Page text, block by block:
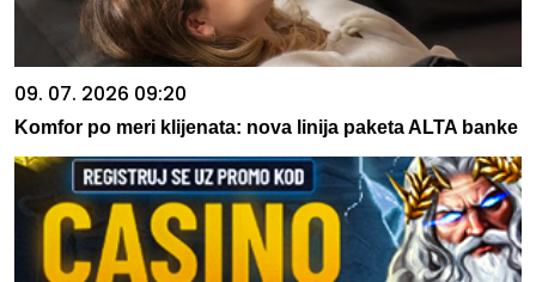
09. 07. 2026 09:20
Komfor po meri klijenata: nova linija paketa ALTA banke